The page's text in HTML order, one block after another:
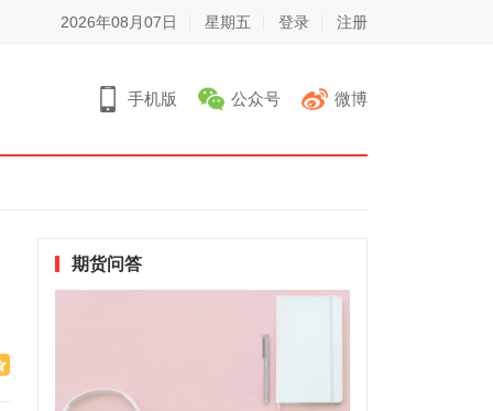
2026年08月07日 星期五 登录 注册
手机版 公众号 微博
期货问答